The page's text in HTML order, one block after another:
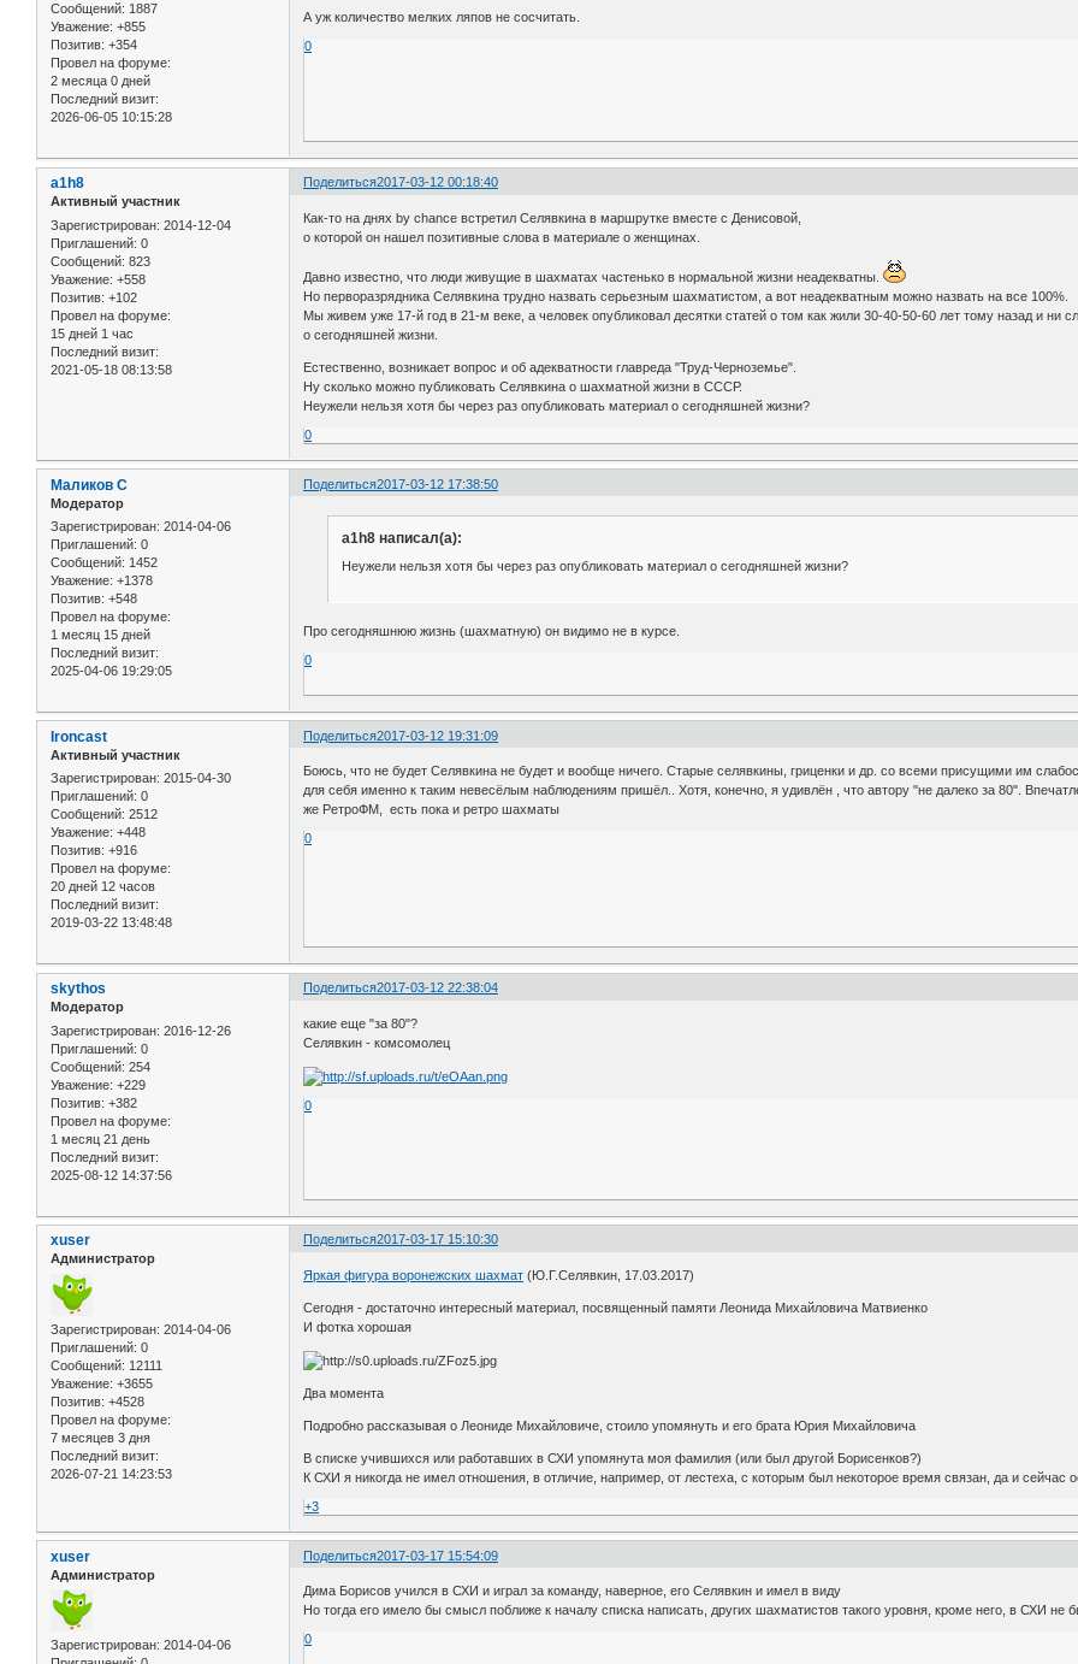
Сообщений: 1887
Уважение: +855
Позитив: +354
Провел на форуме:
2 месяца 0 дней
Последний визит:
2026-06-05 10:15:28
А уж количество мелких ляпов не сосчитать.
0
Поделиться2017-03-12 00:18:40
a1h8
Активный участник
Зарегистрирован: 2014-12-04
Приглашений: 0
Сообщений: 823
Уважение: +558
Позитив: +102
Провел на форуме:
15 дней 1 час
Последний визит:
2021-05-18 08:13:58
Как-то на днях by chance встретил Селявкина в маршрутке вместе с Денисовой,
о которой он нашел позитивные слова в материале о женщинах.
Давно известно, что люди живущие в шахматах частенько в нормальной жизни неадекватны.
Но перворазрядника Селявкина трудно назвать серьезным шахматистом, а вот неадекватным можно назвать на все 100%.
Мы живем уже 17-й год в 21-м веке, а человек опубликовал десятки статей о том как жили 30-40-50-60 лет тому назад и ни
о сегодняшней жизни.
Естественно, возникает вопрос и об адекватности главреда "Труд-Черноземье".
Ну сколько можно публиковать Селявкина о шахматной жизни в СССР.
Неужели нельзя хотя бы через раз опубликовать материал о сегодняшней жизни?
0
Поделиться2017-03-12 17:38:50
Маликов С
Модератор
Зарегистрирован: 2014-04-06
Приглашений: 0
Сообщений: 1452
Уважение: +1378
Позитив: +548
Провел на форуме:
1 месяц 15 дней
Последний визит:
2025-04-06 19:29:05
a1h8 написал(а):
Неужели нельзя хотя бы через раз опубликовать материал о сегодняшней жизни?
Про сегодняшнюю жизнь (шахматную) он видимо не в курсе.
0
Поделиться2017-03-12 19:31:09
Ironcast
Активный участник
Зарегистрирован: 2015-04-30
Приглашений: 0
Сообщений: 2512
Уважение: +448
Позитив: +916
Провел на форуме:
20 дней 12 часов
Последний визит:
2019-03-22 13:48:48
Боюсь, что не будет Селявкина не будет и вообще ничего. Старые селявкины, гриценки и др. со всеми присущими им
для себя именно к таким невесёлым наблюдениям пришёл.. Хотя, конечно, я удивлён , что автору "не далеко за 80".
же РетроФМ, есть пока и ретро шахматы
0
Поделиться2017-03-12 22:38:04
skythos
Модератор
Зарегистрирован: 2016-12-26
Приглашений: 0
Сообщений: 254
Уважение: +229
Позитив: +382
Провел на форуме:
1 месяц 21 день
Последний визит:
2025-08-12 14:37:56
какие еще "за 80"?
Селявкин - комсомолец
0
Поделиться2017-03-17 15:10:30
xuser
Администратор
Зарегистрирован: 2014-04-06
Приглашений: 0
Сообщений: 12111
Уважение: +3655
Позитив: +4528
Провел на форуме:
7 месяцев 3 дня
Последний визит:
2026-07-21 14:23:53
Яркая фигура воронежских шахмат (Ю.Г.Селявкин, 17.03.2017)
Сегодня - достаточно интересный материал, посвященный памяти Леонида Михайловича Матвиенко
И фотка хорошая
Два момента
Подробно рассказывая о Леониде Михайловиче, стоило упомянуть и его брата Юрия Михайловича
В списке учившихся или работавших в СХИ упомянута моя фамилия (или был другой Борисенков?)
К СХИ я никогда не имел отношения, в отличие, например, от лестеха, с которым был некоторое время связан, да и сейчас
+3
Поделиться2017-03-17 15:54:09
xuser
Администратор
Зарегистрирован: 2014-04-06
Дима Борисов учился в СХИ и играл за команду, наверное, его Селявкин и имел в виду
Но тогда его имело бы смысл поближе к началу списка написать, других шахматистов такого уровня, кроме него, в СХИ не
0